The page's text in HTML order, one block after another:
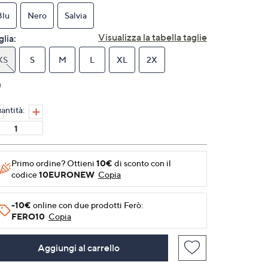
link
alla
pagina.
Nero Salvia
Visualizza la tabella taglie
S M L XL 2X
Primo ordine? Ottieni 10€ di sconto con il
codice10EURONEW Copia
-10€ online con due prodotti Ferò:
FERO10 Copia
Aggiungi al carrello